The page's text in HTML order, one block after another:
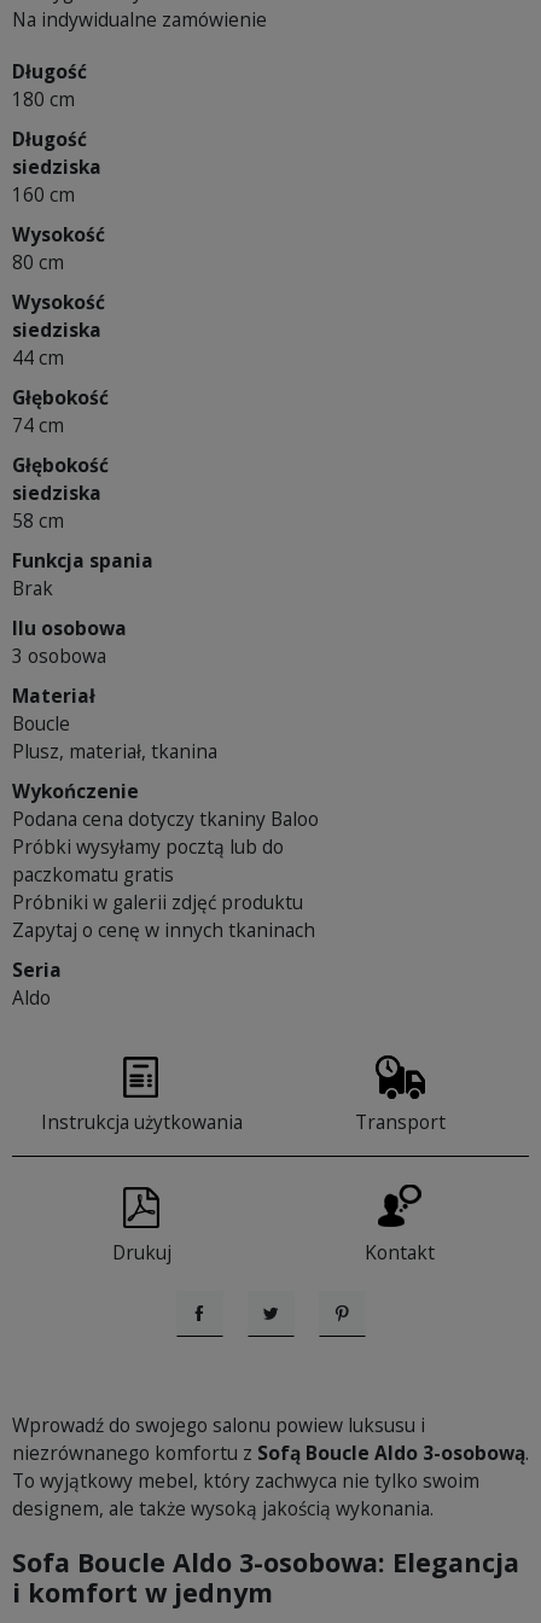
Na indywidualne zamówienie
Długość
180 cm
Długość
siedziska
160 cm
Wysokość
80 cm
Wysokość
siedziska
44 cm
Głębokość
74 cm
Głębokość
siedziska
58 cm
Funkcja spania
Brak
Ilu osobowa
3 osobowa
Materiał
Boucle
Plusz, materiał, tkanina
Wykończenie
Podana cena dotyczy tkaniny Baloo
Próbki wysyłamy pocztą lub do
paczkomatu gratis
Próbniki w galerii zdjęć produktu
Zapytaj o cenę w innych tkaninach
Seria
Aldo
Instrukcja użytkowania Transport
Drukuj Kontakt
UdostępnijTweetujPinterest
Wprowadź do swojego salonu powiew luksusu i
niezrównanego komfortu z Sofą Boucle Aldo 3-osobową.
To wyjątkowy mebel, który zachwyca nie tylko swoim
designem, ale także wysoką jakością wykonania.
Sofa Boucle Aldo 3-osobowa: Elegancja
i komfort w jednym